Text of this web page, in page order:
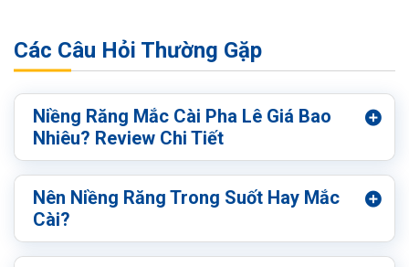
Các Câu Hỏi Thường Gặp
Niềng Răng Mắc Cài Pha Lê Giá Bao
Nhiêu? Review Chi Tiết
Nên Niềng Răng Trong Suốt Hay Mắc
Cài?